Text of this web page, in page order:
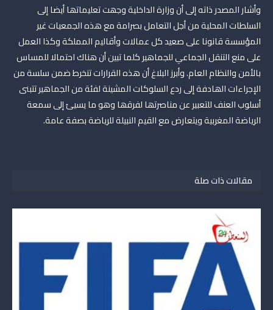
وأشار المصدر ذاته إلى أن وزارة الداخلية وجھت تعلیماتھا أيضا إلى
السلطات المحلیة من أجل التعامل بصرامة مع ھذه الجمعیات غیر
المؤسسة قانونا على صعید كل عمالات وأقالیم المملكة وكذا العمل
على منع التنقل الجماعي للجماھیر كلما تبین أن ھناك احتمالا للمساس
بالأمن والنظام العام. وأبرز البلاغ أن ھذه القرارات تنخرط ضمن سلسة من
الإجراءات الھادفة إلى ردع السلوكات المشینة لفئة من الجماھیر تتبنى
أسلوب العنف للتعبیر عن مناصرتھا لفرقھا وھو ما یسيئ إلى سمعة
الریاضة المغربیة ویتعارض مع القیم النبیلة للریاضة بصفة عامة.
مقالات ذات صلة